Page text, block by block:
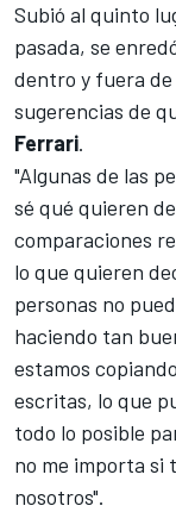
Subió al quinto
pasada, se
dentro y fuera
sugerencias de
Ferrari.
"Algunas de las
sé qué quieren
comparaciones
lo que quieren
personas no
haciendo tan
estamos
escritas, lo que
todo lo posible
no me importa si
nosotros".